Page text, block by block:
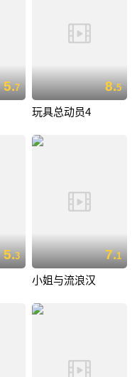
5.7 8.5
玩具总动员4
5.3 7.1
小姐与流浪汉